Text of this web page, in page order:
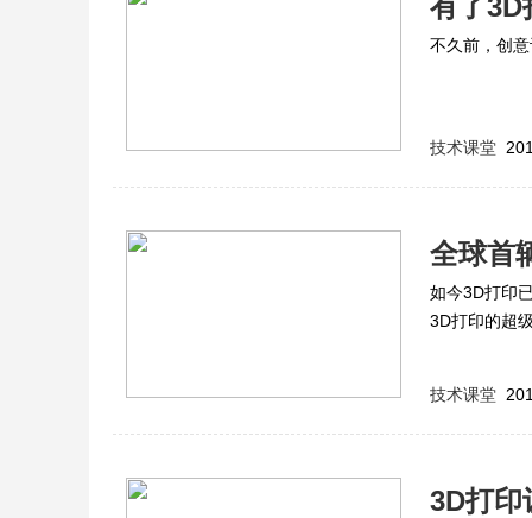
有了3D
不久前，创
技术课堂
全球首
畏！
如今3D打印
3D打印的超
技术课堂
3D打印